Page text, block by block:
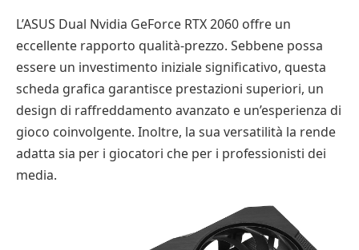
L’ASUS Dual Nvidia GeForce RTX 2060 offre un
eccellente rapporto qualità-prezzo. Sebbene possa
essere un investimento iniziale significativo, questa
scheda grafica garantisce prestazioni superiori, un
design di raffreddamento avanzato e un’esperienza di
gioco coinvolgente. Inoltre, la sua versatilità la rende
adatta sia per i giocatori che per i professionisti dei
media.